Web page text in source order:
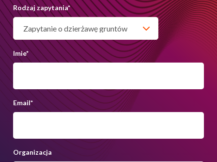
Rodzaj zapytania*
Imie*
Email*
Organizacja